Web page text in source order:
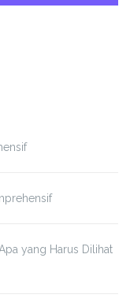
yang Harus Dilihat